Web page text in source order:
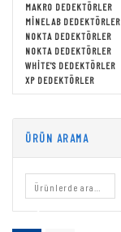
MAKRO DEDEKTÖRLER
MINELAB DEDEKTÖRLER
NOKTA DEDEKTÖRLER
NOKTA DEDEKTÖRLER
WHITE'S DEDEKTÖRLER
XP DEDEKTÖRLER
ÜRÜN ARAMA
WHITES